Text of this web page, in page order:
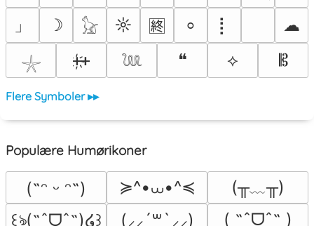
」
☽ 𓃠 ☼ 🈡 ⸰ ⡇
☁
𓇼
ᚐ҉ᚐ 𓆙 ❝ ⟡ 𝄡
Flere Symboler ▸▸
Populære Humørikoner
(˶ᵔ ᵕ ᵔ˶) ≽^•⩊•^≼
(╥﹏╥)
꒰ঌ(˶ˆᗜˆ˵)໒꒱
(⸝⸝´꒳`⸝⸝)
( ˶ˆᗜˆ˵ )